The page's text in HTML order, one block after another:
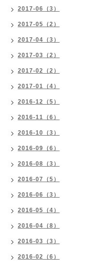
2017-06（3）
2017-05（2）
2017-04（3）
2017-03（2）
2017-02（2）
2017-01（4）
2016-12（5）
2016-11（6）
2016-10（3）
2016-09（6）
2016-08（3）
2016-07（5）
2016-06（3）
2016-05（4）
2016-04（8）
2016-03（3）
2016-02（6）